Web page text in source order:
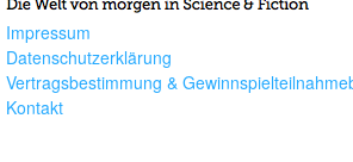
Impressum
Datenschutzerklärung
Vertragsbestimmung &
Kontakt